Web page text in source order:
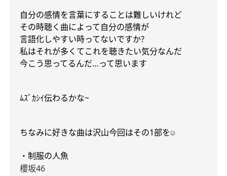
自分の感情を言葉にすることは難しいけれど
その時聴く曲によって自分の感情が
言語化しやすい時ってないですか?
私はそれが多くてこれを聴きたい気分なんだ
今こう思ってるんだ…って思います
ﾑｽﾞｶｼｲ伝わるかな~
ちなみに好きな曲は沢山今回はその1部を☺︎
・制服の人魚
櫻坂46